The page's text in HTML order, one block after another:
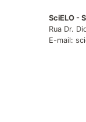
SciELO -
Rua Dr.
E-mail: